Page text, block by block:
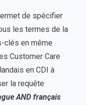
de spécifier
les termes de la
clés en même
Customer Care
en CDI à
la requête
AND français